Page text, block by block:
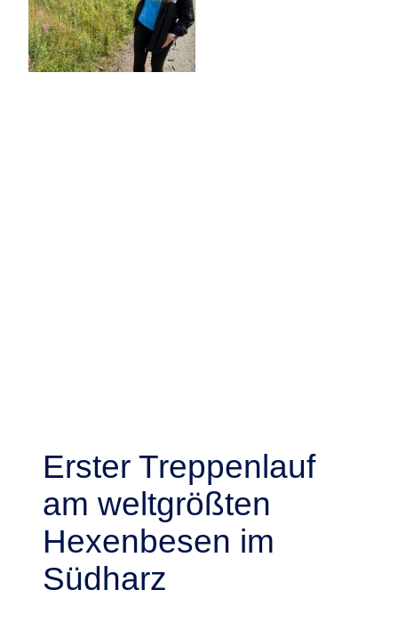
Erster Treppenlauf
am weltgrößten
Hexenbesen im
Südharz